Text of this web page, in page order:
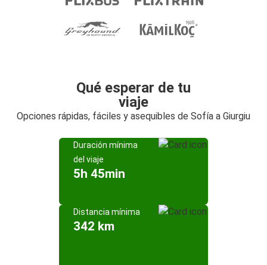
Qué esperar de tu
viaje
Opciones rápidas, fáciles y asequibles de Sofía a Giurgiu
Duración mínima
del viaje
5h 45min
Distancia mínima
342 km